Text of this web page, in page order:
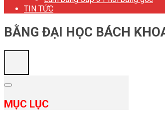
TIN TỨC
BẰNG ĐẠI HỌC BÁCH
MỤC LỤC